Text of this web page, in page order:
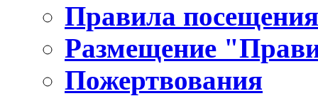
Правила
Размещение
Пожертвования